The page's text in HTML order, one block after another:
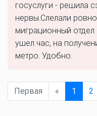
госуслуги - решила
нервы.Слелали
миграционный
ушел час, на
метро. Удобно.
Первая « 1 2